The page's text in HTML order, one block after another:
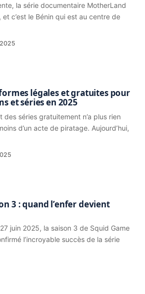
la série documentaire MotherLand
c’est le Bénin qui est au centre de
légales et gratuites pour
et séries en 2025
des séries gratuitement n’a plus rien
d’un acte de piratage. Aujourd’hui,
3 : quand l’enfer devient
juin 2025, la saison 3 de Squid Game
l’incroyable succès de la série